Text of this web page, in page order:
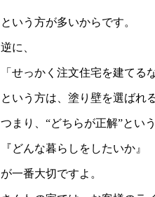
という方が多いからです。
逆に、
「せっかく注文住宅を建てる
という方は、塗り壁を選ばれ
つまり、 “どちらが正解”とい
『どんな暮らしをしたいか』
が一番大切ですよ。